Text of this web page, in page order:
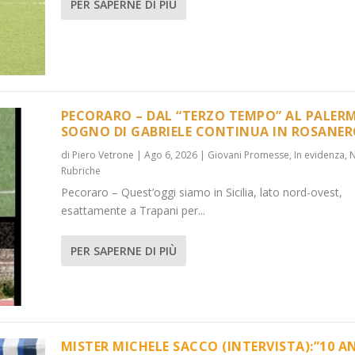
...
News,Rubriche
ANNI C...
Media
PER SAPERNE DI PIÙ
PECORARO – DAL “TERZO TEMPO” AL
SOGNO DI GABRIELE CONTINUA IN
di Piero Vetrone | Ago 6, 2026| Giovani Promesse, In evidenza,
Rubriche
Pecoraro – Quest’oggi siamo in Sicilia, lato nord-ovest,
esattamente a Trapani per...
PER SAPERNE DI PIÙ
MISTER MICHELE SACCO (INTERVISTA):”10